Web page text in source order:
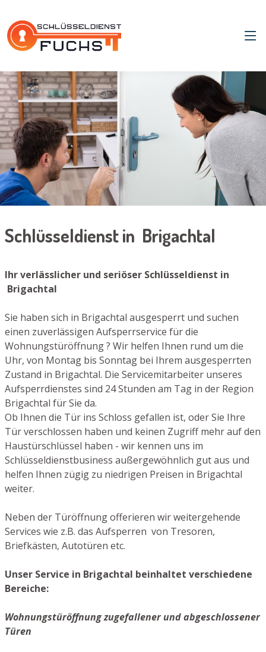
Schlüsseldienst in Brigachtal
Ihr verlässlicher und seriöser Schlüsseldienst in
Brigachtal
Sie haben sich in Brigachtal ausgesperrt und suchen
einen zuverlässigen Aufsperrservice für die
Wohnungstüröffnung ? Wir helfen Ihnen rund um die
Uhr, von Montag bis Sonntag bei Ihrem ausgesperrten
Zustand in Brigachtal. Die Servicemitarbeiter unseres
Aufsperrdienstes sind 24 Stunden am Tag in der Region
Brigachtal für Sie da.
Ob Ihnen die Tür ins Schloss gefallen ist, oder Sie Ihre
Tür verschlossen haben und keinen Zugriff mehr auf den
Haustürschlüssel haben - wir kennen uns im
Schlüsseldienstbusiness außergewöhnlich gut aus und
helfen Ihnen zügig zu niedrigen Preisen in Brigachtal
weiter.
Neben der Türöffnung offerieren wir weitergehende
Services wie z.B. das Aufsperren von Tresoren,
Briefkästen, Autotüren etc.
Unser Service in Brigachtal beinhaltet verschiedene
Bereiche:
Wohnungstüröffnung zugefallener und abgeschlossener
Türen